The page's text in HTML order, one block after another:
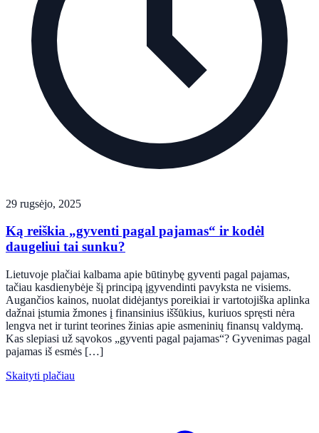
29 rugsėjo, 2025
Ką reiškia „gyventi pagal pajamas“ ir kodėl
daugeliui tai sunku?
Lietuvoje plačiai kalbama apie būtinybę gyventi pagal pajamas,
tačiau kasdienybėje šį principą įgyvendinti pavyksta ne visiems.
Augančios kainos, nuolat didėjantys poreikiai ir vartotojiška aplinka
dažnai įstumia žmones į finansinius iššūkius, kuriuos spręsti nėra
lengva net ir turint teorines žinias apie asmeninių finansų valdymą.
Kas slepiasi už sąvokos „gyventi pagal pajamas“? Gyvenimas pagal
pajamas iš esmės […]
Skaityti plačiau